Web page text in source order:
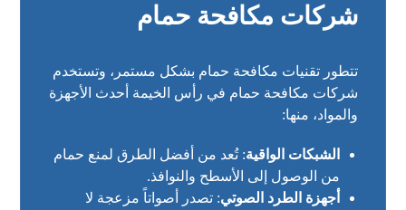
شركات مكافحة حمام
تتطور تقنيات مكافحة حمام بشكل مستمر، وتستخدم
شركات مكافحة حمام في رأس الخيمة أحدث الأجهزة
والمواد، منها:
الشبكات الواقية: تُعد من أفضل الطرق لمنع حمام
من الوصول إلى الأسطح والنوافذ.
أجهزة الطرد الصوتي: تصدر أصواتاً مزعجة لا